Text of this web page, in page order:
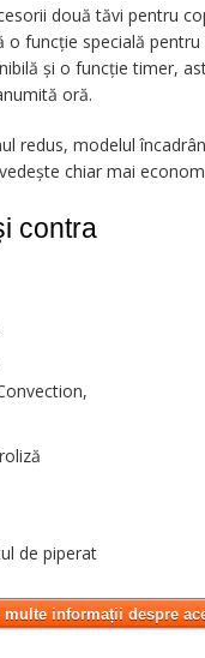
două tăvi pentru
o funcție specială
și o funcție timer,
oră.
redus, modelul
chiar mai
contra
de piperat
informații despre